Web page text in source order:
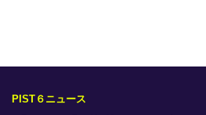
レース情報
PIST６ニュース